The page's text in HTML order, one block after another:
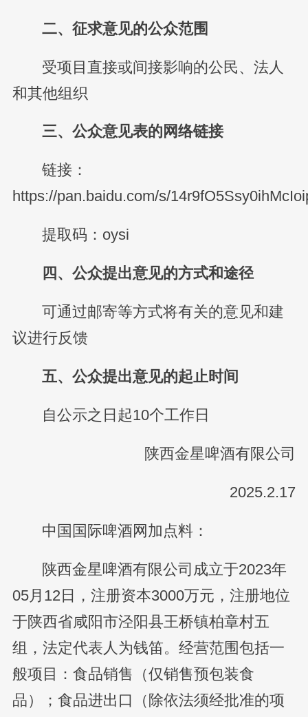
二、征求意见的公众范围
受项目直接或间接影响的公民、法人
和其他组织
三、公众意见表的网络链接
链接：
https://pan.baidu.com/s/
提取码：oysi
四、公众提出意见的方式和途径
可通过邮寄等方式将有关的意见和建
议进行反馈
五、公众提出意见的起止时间
自公示之日起10个工作日
陕西金星啤酒有限公司
2025.2.17
中国国际啤酒网加点料：
陕西金星啤酒有限公司成立于2023年
05月12日，注册资本3000万元，注册地位
于陕西省咸阳市泾阳县王桥镇柏章村五
组，法定代表人为钱笛。经营范围包括一
般项目：食品销售（仅销售预包装食
品）；食品进出口（除依法须经批准的项